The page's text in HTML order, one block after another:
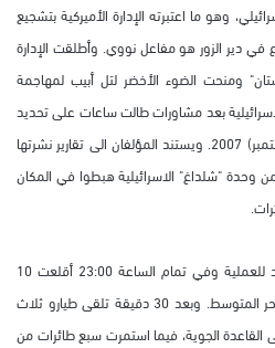
وهو ما اعتبرته الإدارة الأميركية بتشجيع
دير الزور هو مفاعل نووي. وأطلقت الإدارة
ومنحت الضوء الأخضر لتل أبيب لمهاجمة
بعد مشاورات طالت ساعات على تحديد
موعد للعملية، الخامس من أيلول (سبتمبر) 2007. ويستند المؤلفان الى تقارير نشرتها
وحدة "شلداغ" الاسرائيلية هبطوا في المكان
ويروي المؤلفان أنه في اليوم المحدد للعملية وفي تمام الساعة 23:00 أقلعت 10
طائرات حربية من رمات دافيد تجاه البحر المتوسط. وبعد 30 دقيقة تلقى طيارو ثلاث
امراً بالعودة الى القاعدة الجوية، فيما استمرت سبع طائرات من